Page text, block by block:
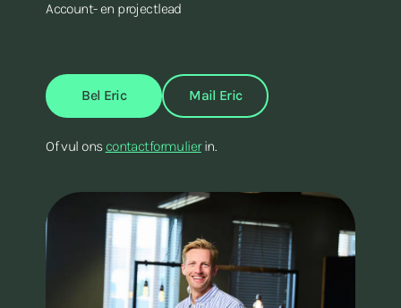
Account- en projectlead
Bel Eric Mail Eric
Of vul ons contactformulierin.